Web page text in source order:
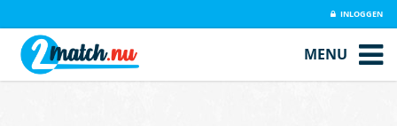
INLOGGEN
MENU